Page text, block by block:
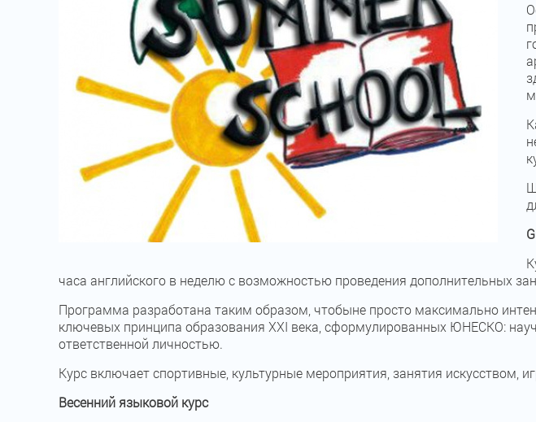
часа английского в неделю с возможностью проведения дополнительных
Программа разработана таким образом, чтобыне просто максимально
ключевых принципа образования ХХІ века, сформулированных ЮНЕСКО:
ответственной личностью.
Курс включает спортивные, культурные мероприятия, занятия искусством,
Весенний языковой курс